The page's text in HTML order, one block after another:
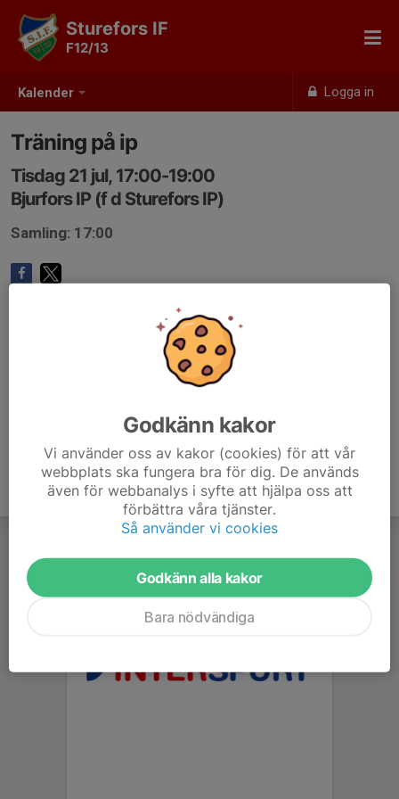
Kalender Logga in
Sturefors IF
F12/13
Träning på ip
Tisdag 21 jul, 17:00-19:00
Bjurfors IP (f d Sturefors IP)
Samling: 17:00
Godkänn kakor
Vi använder oss av kakor (cookies) för att vår
webbplats ska fungera bra för dig. De används
även för webbanalys i syfte att hjälpa oss att
förbättra våra tjänster.
Så använder vi cookies
Godkänn alla kakor
Bara nödvändiga